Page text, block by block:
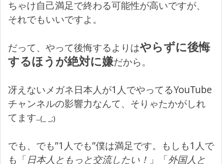
ちゃけ自己満足で終わる可能性が高いですが、
それでもいいですよ。
だって、やって後悔するよりはやらずに後悔
するほうが絶対に嫌だから。
冴えないメガネ日本人が1人でやってるYouTube
チャンネルの影響力なんて、そりゃたかがしれ
てます..(_ _;)
でも、でも”1人でも”僕は満足です。もしも1人で
も「日本人ともっと交流したい！ 」「外国人と